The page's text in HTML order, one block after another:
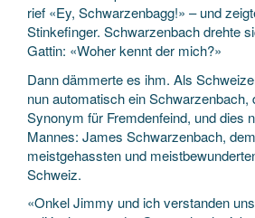
rief «Ey, Schwarzenbagg!» – und
Stinkefinger. Schwarzenbach drehte
Gattin: «Woher kennt der mich?»
Dann dämmerte es ihm. Als
nun automatisch ein Schwarzenbach,
Synonym für Fremdenfeind, und dies
Mannes: James Schwarzenbach,
meistgehassten und
Schweiz.
«Onkel Jimmy und ich verstanden